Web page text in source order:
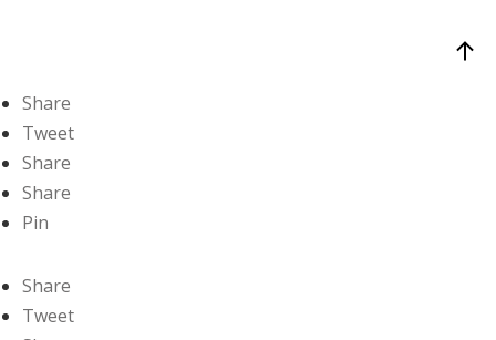
Share
Tweet
Share
Share
Pin
Share
Tweet